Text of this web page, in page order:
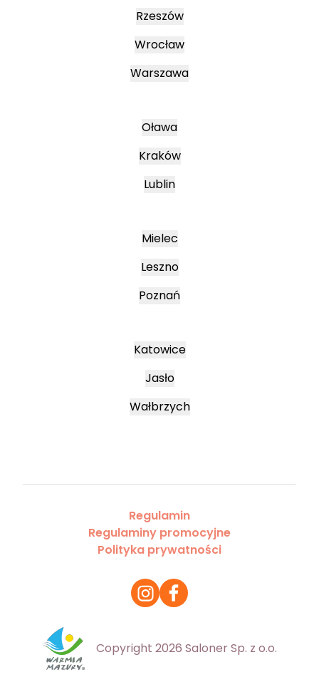
Rzeszów
Wrocław
Warszawa
Oława
Kraków
Lublin
Mielec
Leszno
Poznań
Katowice
Jasło
Wałbrzych
Regulamin
Regulaminy promocyjne
Polityka prywatności
Copyright 2026 Saloner Sp. z o.o.